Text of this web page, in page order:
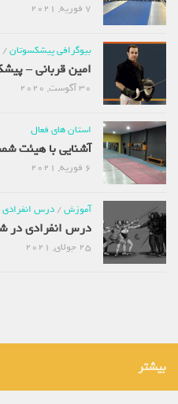
بیوگرافی پیشکسوتان/
امین قربانی –
استان های فعال
آشنایی با هیئت
آموزش/درس انفرادی
درس انفرادی در
بیشتر